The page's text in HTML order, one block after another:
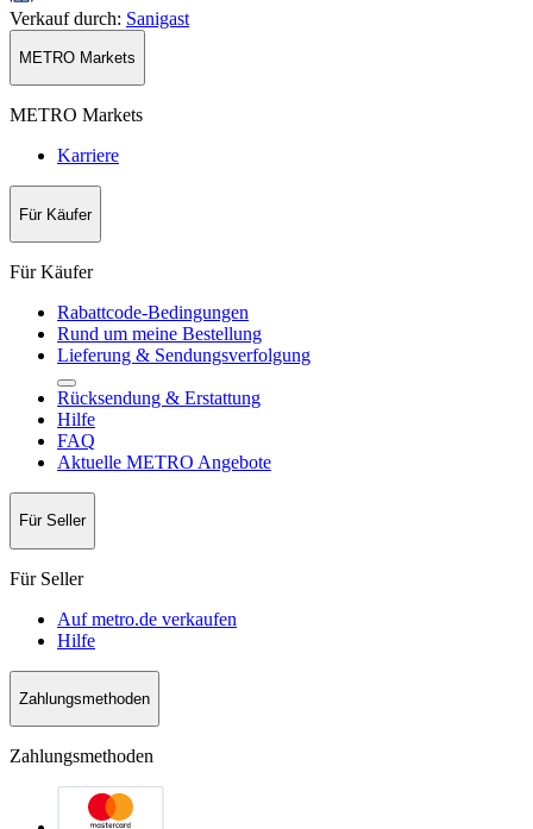
Verkauf durch: Sanigast
METRO Markets
METRO Markets
Karriere
Für Käufer
Für Käufer
Rabattcode-Bedingungen
Rund um meine Bestellung
Lieferung & Sendungsverfolgung
Rücksendung & Erstattung
Hilfe
FAQ
Aktuelle METRO Angebote
Für Seller
Für Seller
Auf metro.de verkaufen
Hilfe
Zahlungsmethoden
Zahlungsmethoden